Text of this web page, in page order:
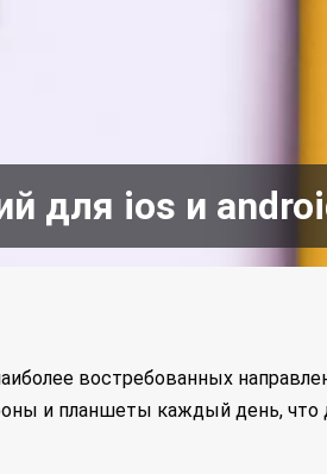
для ios и
востребованных
и планшеты каждый день,